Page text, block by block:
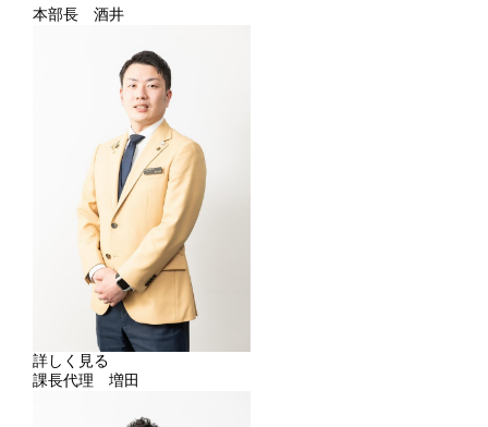
本部長 酒井
詳しく見る
課長代理 増田